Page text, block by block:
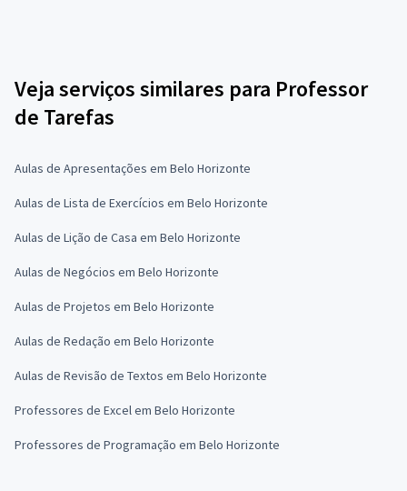
Veja serviços similares para Professor
de Tarefas
Aulas de Apresentações em Belo Horizonte
Aulas de Lista de Exercícios em Belo Horizonte
Aulas de Lição de Casa em Belo Horizonte
Aulas de Negócios em Belo Horizonte
Aulas de Projetos em Belo Horizonte
Aulas de Redação em Belo Horizonte
Aulas de Revisão de Textos em Belo Horizonte
Professores de Excel em Belo Horizonte
Professores de Programação em Belo Horizonte